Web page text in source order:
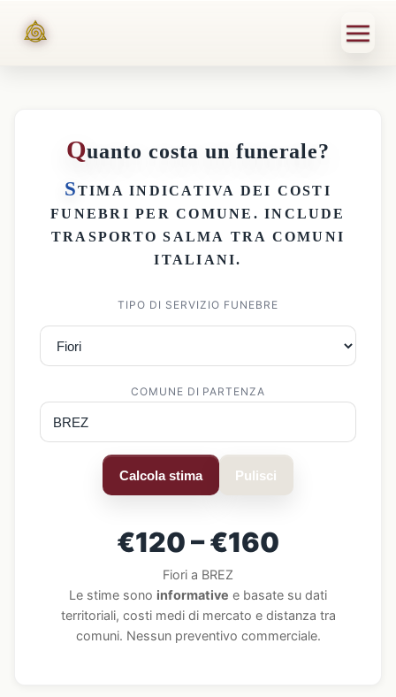
Quanto costa un funerale?
STIMA INDICATIVA DEI COSTI
FUNEBRI PER COMUNE . INCLUDE
TRASPORTO SALMA TRA COMUNI
ITALIANI.
TIPO DI SERVIZIO FUNEBRE
COMUNE DI PARTENZA
Calcola stima Pulisci
€120 – €160
Fiori a BREZ
Le stime sono informative e basate su dati
territoriali, costi medi di mercato e distanza tra
comuni. Nessun preventivo commerciale.